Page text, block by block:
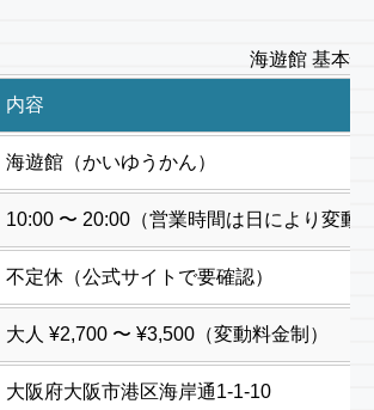
海遊館 基本情
内容
海遊館（かいゆうかん）
10:00 〜 20:00（営業時間は日により変動
不定休（公式サイトで要確認）
大人 ¥2,700 〜 ¥3,500（変動料金制）
大阪府大阪市港区海岸通1-1-10